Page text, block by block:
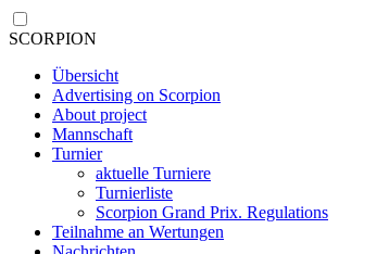
SCORPION
Übersicht
Advertising on Scorpion
About project
Mannschaft
Turnier
aktuelle Turniere
Turnierliste
Scorpion Grand Prix. Regulations
Teilnahme an Wertungen